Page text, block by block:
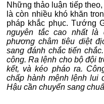
Những thảo luận tiếp
là còn nhiều khó khăn
pháp khắc phục. Tướng
nguyên tắc cao nhất là
phương châm tiêu diệt
sang đánh chắc tiến
công. Ra lệnh cho bộ đội
kết, và kéo pháo ra.
chấp hành mệnh lệnh lui
Hậu cần chuyển sang